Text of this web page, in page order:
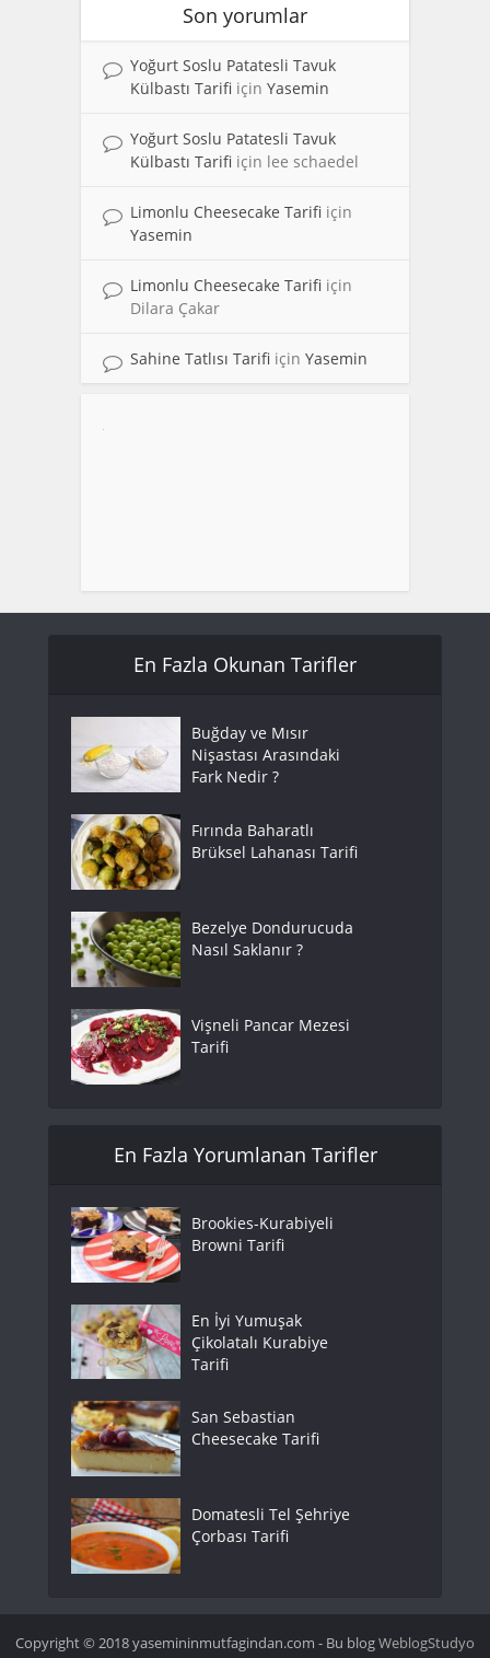
Son yorumlar
Yoğurt Soslu Patatesli Tavuk
Külbastı Tarifi için Yasemin
Yoğurt Soslu Patatesli Tavuk
Külbastı Tarifi için lee schaedel
Limonlu Cheesecake Tarifi için
Yasemin
Limonlu Cheesecake Tarifi için
Dilara Çakar
Sahine Tatlısı Tarifi için Yasemin
En Fazla Okunan Tarifler
Buğday ve Mısır
Nişastası Arasındaki
Fark Nedir ?
Fırında Baharatlı
Brüksel Lahanası Tarifi
Bezelye Dondurucuda
Nasıl Saklanır ?
Vişneli Pancar Mezesi
Tarifi
En Fazla Yorumlanan Tarifler
Brookies-Kurabiyeli
Browni Tarifi
En İyi Yumuşak
Çikolatalı Kurabiye
Tarifi
San Sebastian
Cheesecake Tarifi
Domatesli Tel Şehriye
Çorbası Tarifi
Copyright © 2018 yasemininmutfagindan.com - Bu blogWeblogStudyo